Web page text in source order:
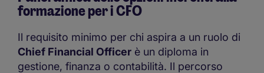
formazione per i CFO
Il requisito minimo per chi aspira a un ruolo di
Chief Financial Officer è un diploma in
gestione, finanza o contabilità. Il percorso